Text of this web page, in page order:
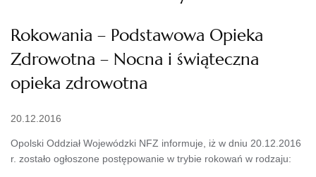
Rokowania – Podstawowa Opieka
Zdrowotna – Nocna i świąteczna
opieka zdrowotna
20.12.2016
Opolski Oddział Wojewódzki NFZ informuje, iż w dniu 20.12.2016
r. zostało ogłoszone postępowanie w trybie rokowań w rodzaju: